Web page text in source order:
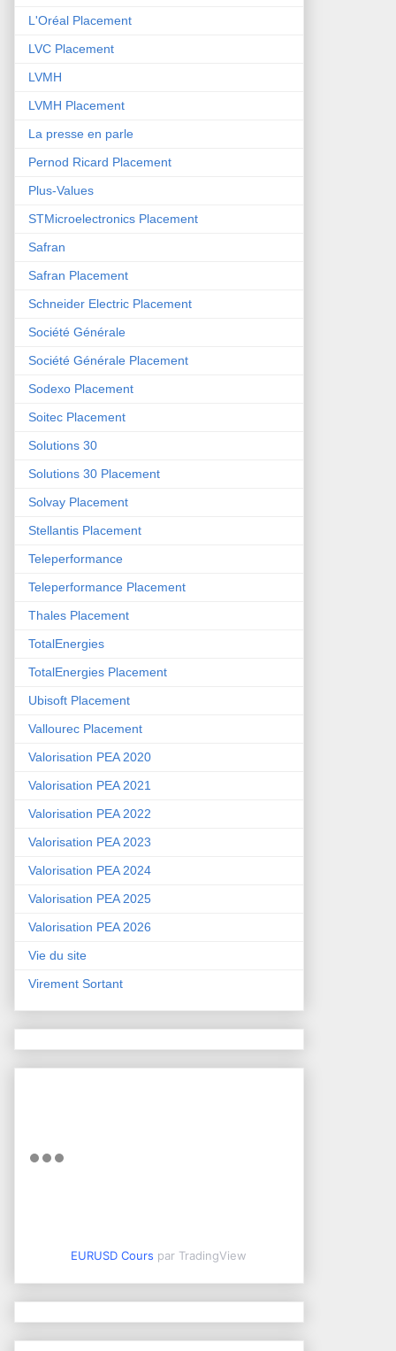
L'Oréal Placement
LVC Placement
LVMH
LVMH Placement
La presse en parle
Pernod Ricard Placement
Plus-Values
STMicroelectronics Placement
Safran
Safran Placement
Schneider Electric Placement
Société Générale
Société Générale Placement
Sodexo Placement
Soitec Placement
Solutions 30
Solutions 30 Placement
Solvay Placement
Stellantis Placement
Teleperformance
Teleperformance Placement
Thales Placement
TotalEnergies
TotalEnergies Placement
Ubisoft Placement
Vallourec Placement
Valorisation PEA 2020
Valorisation PEA 2021
Valorisation PEA 2022
Valorisation PEA 2023
Valorisation PEA 2024
Valorisation PEA 2025
Valorisation PEA 2026
Vie du site
Virement Sortant
EURUSD Cours par TradingView